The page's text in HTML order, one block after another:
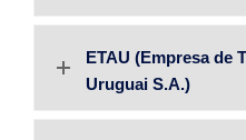
ETAU (Empresa de
Uruguai S.A.)